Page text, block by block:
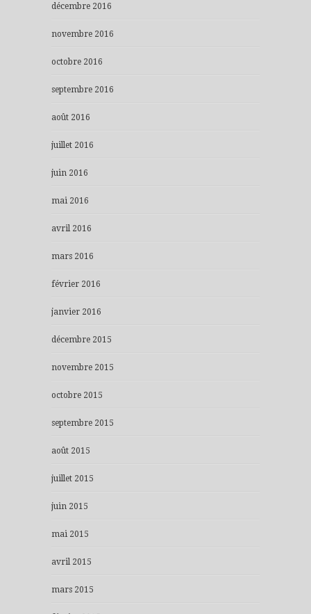
décembre 2016
novembre 2016
octobre 2016
septembre 2016
août 2016
juillet 2016
juin 2016
mai 2016
avril 2016
mars 2016
février 2016
janvier 2016
décembre 2015
novembre 2015
octobre 2015
septembre 2015
août 2015
juillet 2015
juin 2015
mai 2015
avril 2015
mars 2015